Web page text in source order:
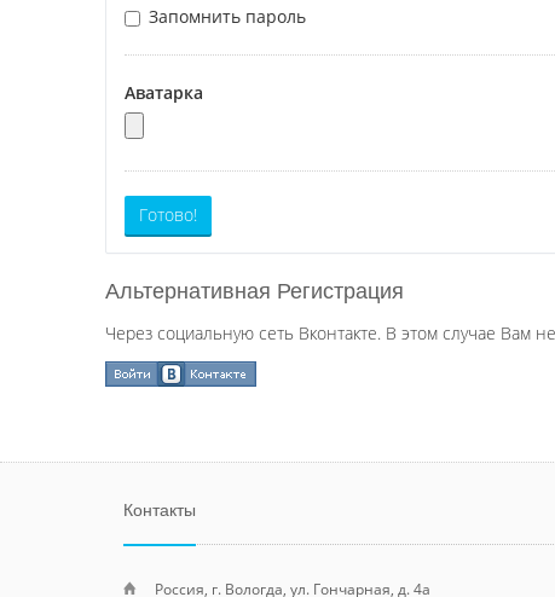
Запомнить пароль
Аватарка
Готово!
Альтернативная Регистрация
Через социальную сеть Вконтакте. В этом случае Вам
Контакты
Россия, г. Вологда, ул. Гончарная, д. 4а